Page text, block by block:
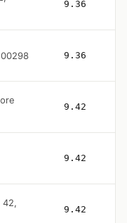
9.36
9.36
9.42
9.42
42,
9.42